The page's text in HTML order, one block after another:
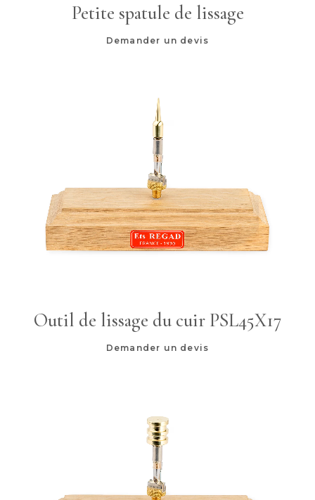
Petite spatule de lissage
Demander un devis
Outil de lissage du cuir PSL45X17
Demander un devis